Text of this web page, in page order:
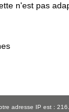
n'est pas
adresse IP est :